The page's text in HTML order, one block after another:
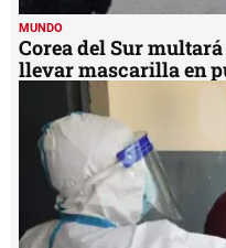
MUNDO
Corea del Sur
llevar mascarilla en